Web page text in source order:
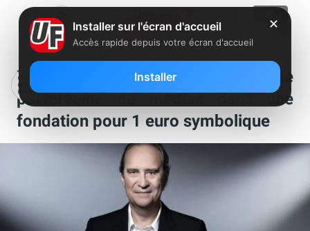
Xavier Niel transfère son riche
portefeuille de médias dans une
fondation pour 1 euro symbolique
✕
Installer sur l'écran d'accueil
Accès rapide depuis votre écran d'accueil
Installer